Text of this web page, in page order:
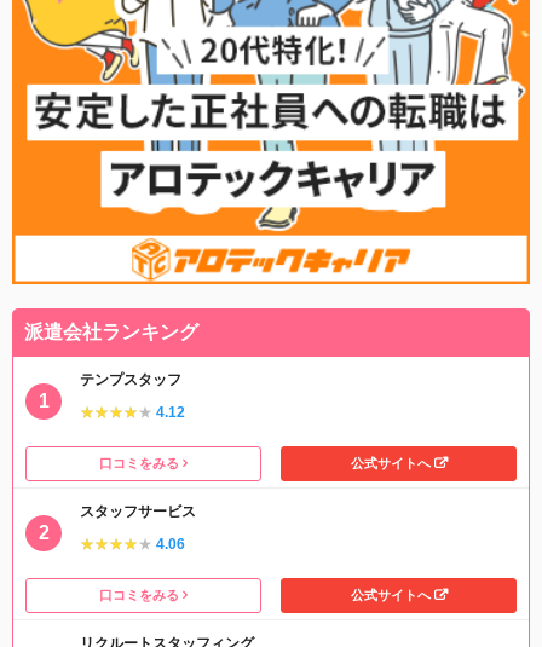
派遣会社ランキング
テンプスタッフ
★★★★★
★★★★★ 4.12
口コミをみる 公式サイトへ
スタッフサービス
★★★★★
★★★★★ 4.06
口コミをみる 公式サイトへ
リクルートスタッフィング